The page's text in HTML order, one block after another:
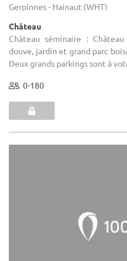
Gerpinnes - Hainaut (WHT)
Château
Château séminaire :
douve, jardin et grand parc
Deux grands parkings sont à
0-180